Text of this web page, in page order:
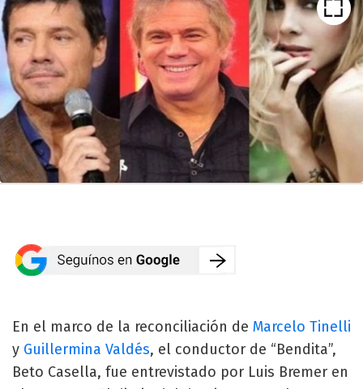
En el marco de la reconciliación de Marcelo Tinelli
y Guillermina Valdés, el conductor de “Bendita”,
Beto Casella, fue entrevistado por Luis Bremer en